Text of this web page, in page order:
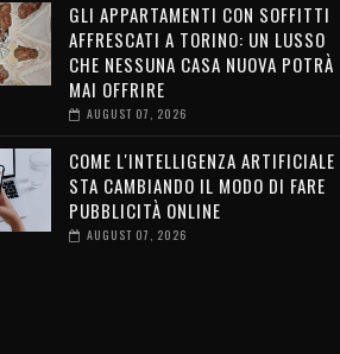
GLI APPARTAMENTI CON SOFFITTI
AFFRESCATI A TORINO: UN LUSSO
CHE NESSUNA CASA NUOVA POTRÀ
MAI OFFRIRE
AUGUST 07, 2026
COME L'INTELLIGENZA ARTIFICIALE
STA CAMBIANDO IL MODO DI FARE
PUBBLICITÀ ONLINE
AUGUST 07, 2026